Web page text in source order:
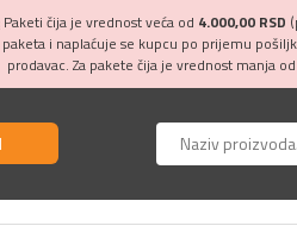
Paketi čija je vrednost veća od 4.000,00 RSD
i naplaćuje se kupcu po prijemu
prodavac. Za pakete čija je vrednost manja